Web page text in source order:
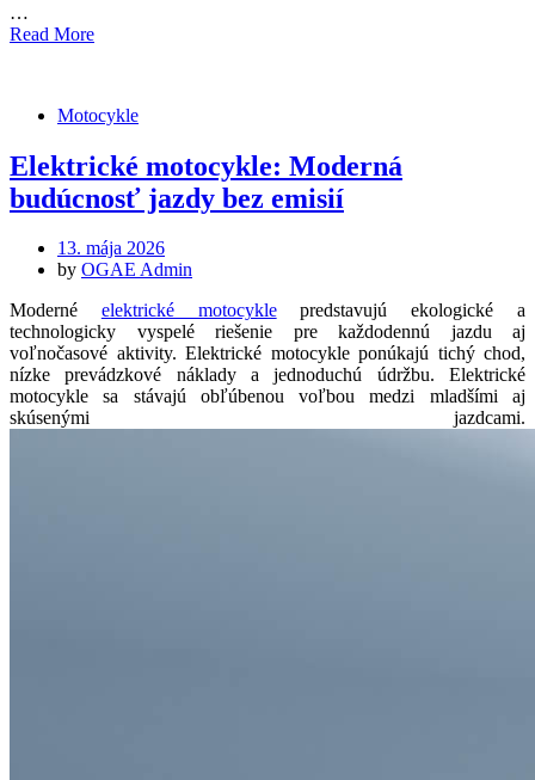
…
Read More
Motocykle
Elektrické motocykle: Moderná
budúcnosť jazdy bez emisií
Posted
on
13. mája 2026
by OGAE Admin
Moderné elektrické motocyklepredstavujú ekologické a
technologicky vyspelé riešenie pre každodennú jazdu aj
voľnočasové aktivity. Elektrické motocykle ponúkajú tichý chod,
nízke prevádzkové náklady a jednoduchú údržbu. Elektrické
motocykle sa stávajú obľúbenou voľbou medzi mladšími aj
skúsenými jazdcami.